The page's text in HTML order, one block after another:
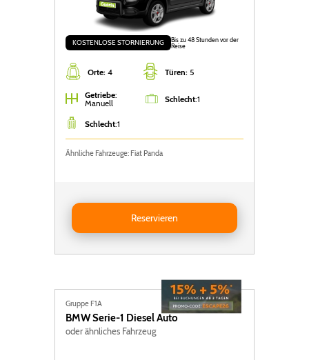
Orte: 4 Türen: 5
KOSTENLOSE STORNIERUNG
Bis zu 48 Stunden vor der
Reise
Getriebe:
Manuell
Schlecht:1
Schlecht:1
Ähnliche Fahrzeuge: Fiat Panda
Reservieren
Reservieren FIAT PANDA
Gruppe F1A
BMWSerie-1 Diesel Auto
oder ähnliches Fahrzeug